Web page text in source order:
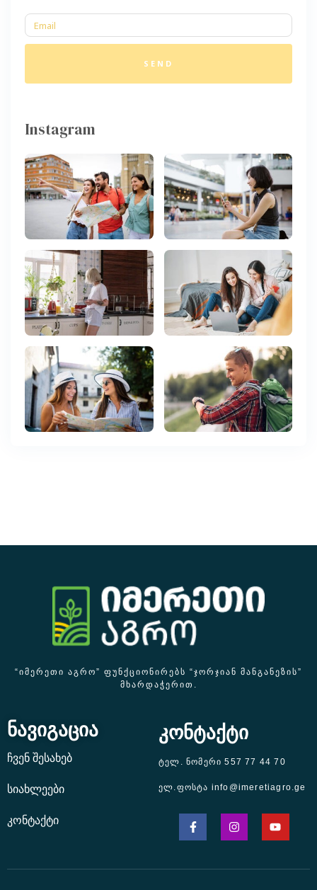
SEND
Instagram
“ᲘᲛᲔᲠᲔᲗᲘ ᲐᲒᲠᲝ” ᲤᲣᲜᲥᲪᲘᲝᲜᲘᲠᲔᲑᲡ “ᲯᲝᲠᲯᲘᲐᲜ ᲛᲐᲜᲒᲐᲜᲔᲖᲘᲡ”
ᲛᲮᲐᲠᲓᲐᲭᲔᲠᲘᲗ.
ნავიგაცია
ჩვენ შესახებ
სიახლეები
კონტაქტი
კონტაქტი
ტელ. ნომერი 557 77 44 70
ელ.ფოსტა info@imeretiagro.ge